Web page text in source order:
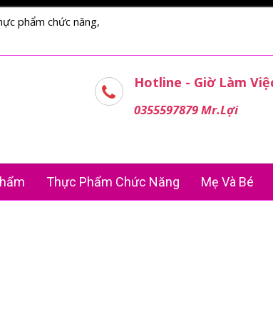
phẩm chức năng,
Hotline - Giờ Làm
0355597879 Mr.Lợi
Thực Phẩm Chức Năng Mẹ Và Bé